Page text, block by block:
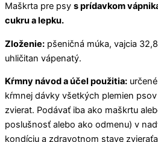
Maškrta pre psy s prídavkom
cukru a lepku.
Zloženie: pšeničná múka, vajcia
uhličitan vápenatý.
Kŕmny návod a účel použitia:
kŕmnej dávky všetkých plemien
zvierat. Podávať iba ako maškrtu
poslušnosť alebo ako odmenu) v
kondíciu a zdravotnom stave